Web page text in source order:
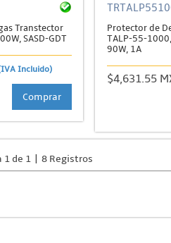
Transtector
SASD-GDT
Incluido)
Comprar
Protector de
TALP-55-
90W, 1A
$4,631.55
1 de 1 | 8 Registros